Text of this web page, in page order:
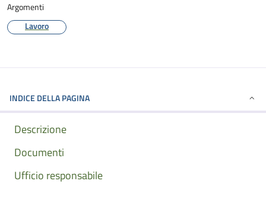
Argomenti
Lavoro
INDICE DELLA PAGINA
Descrizione
Documenti
Ufficio responsabile